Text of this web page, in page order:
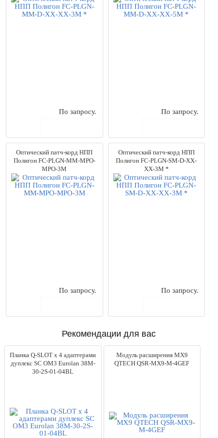
По запросу.
По запросу.
Оптический патч-корд НПП
Полигон FC-PLGN-MM-MPO-
MPO-3M
По запросу.
Оптический патч-корд НПП
Полигон FC-PLGN-SM-D-XX-
XX-3M *
По запросу.
Рекомендации для вас
Планка Q-SLOT x 4 адаптерами
дуплекс SC OM3 Eurolan 38M-
30-2S-01-04BL
Модуль расширения MX9
QTECH QSR-MX9-M-4GEF